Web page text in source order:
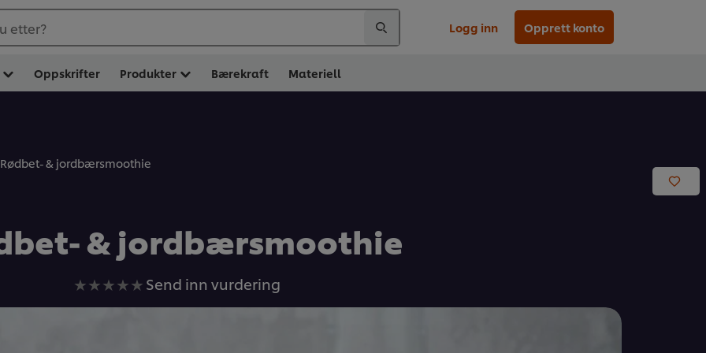
etter? Logg inn Opprett konto
Oppskrifter Produkter Bærekraft Materiell
Rødbet- & jordbærsmoothie
& jordbærsmoothie
Ingen
vurderinger
Send inn vurdering